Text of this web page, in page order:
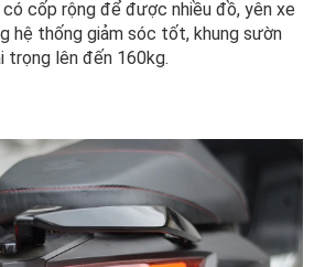
có cốp rộng để được nhiều đồ, yên xe
hệ thống giảm sóc tốt, khung sườn
trọng lên đến 160kg.